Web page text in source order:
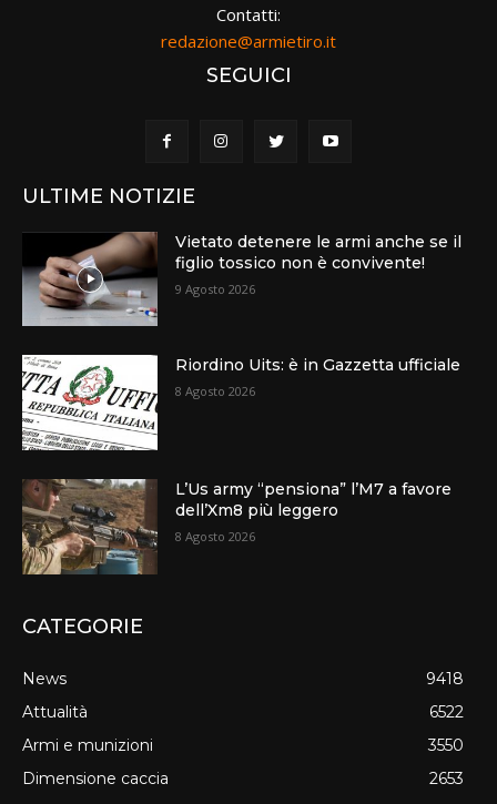
Contatti:
redazione@armietiro.it
SEGUICI
ULTIME NOTIZIE
Vietato detenere le armi anche se il
figlio tossico non è convivente!
9 Agosto 2026
Riordino Uits: è in Gazzetta ufficiale
8 Agosto 2026
L’Us army “pensiona” l’M7 a favore
dell’Xm8 più leggero
8 Agosto 2026
CATEGORIE
News
9418
Attualità
6522
Armi e munizioni
3550
Dimensione caccia
2653